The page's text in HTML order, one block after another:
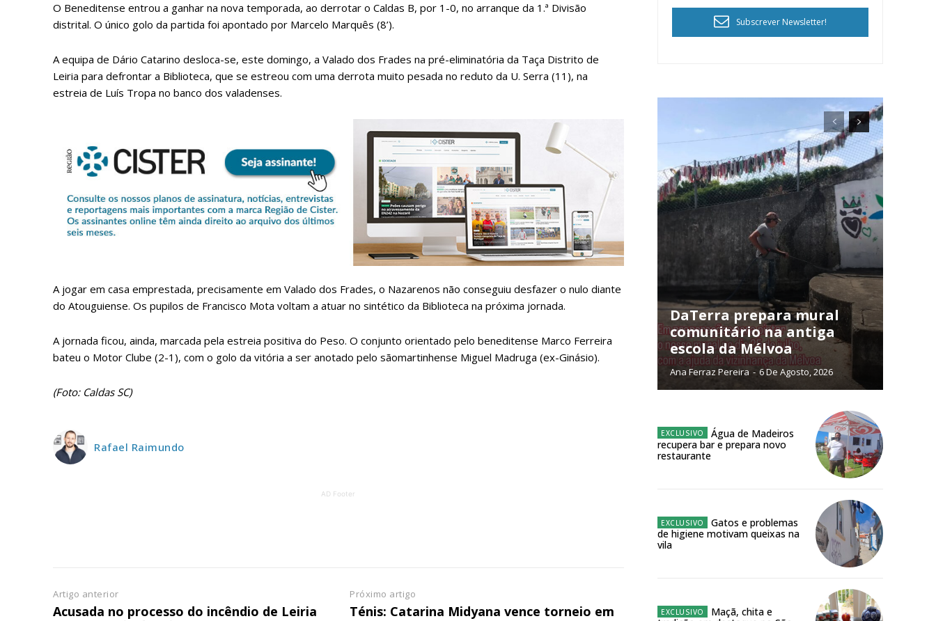
Planos de Assinatura
Faça-se assinante do Região de Cister e ajude-nos a manter este serviço público!
Sendo assinante terá acesso a todos os conteúdos exclusivos e versões digitais.
Escolha o plano de assinatura desejado:
ASSINATURA
32€
ASSINATURA
DIGITAL ANUAL
12 meses
Acesso ao conteúdo online
Acesso aos conteúdos Exclusivos para
O Beneditense entrou a ganhar na nova temporada, ao derrotar o Caldas B, por 1-0, no arranque da 1.ª Divisão
distrital. O único golo da partida foi apontado por Marcelo Marquês (8’).
A equipa de Dário Catarino desloca-se, este domingo, a Valado dos Frades na pré-eliminatória da Taça Distrito de
Leiria para defrontar a Biblioteca, que se estreou com uma derrota muito pesada no reduto da U. Serra (11), na
estreia de Luís Tropa no banco dos valadenses.
A jogar em casa emprestada, precisamente em Valado dos Frades, o Nazarenos não conseguiu desfazer o nulo diante
do Atouguiense. Os pupilos de Francisco Mota voltam a atuar no sintético da Biblioteca na próxima jornada.
A jornada ficou, ainda, marcada pela estreia positiva do Peso. O conjunto orientado pelo beneditense Marco Ferreira
bateu o Motor Clube (2-1), com o golo da vitória a ser anotado pelo sãomartinhense Miguel Madruga (ex-Ginásio).
(Foto: Caldas SC)
Rafael Raimundo
AD Footer
Artigo anterior
Acusada no processo do incêndio de Leiria
Próximo artigo
Ténis: Catarina Midyana vence torneio em
Subscrever Newsletter!
DaTerra prepara mural
comunitário na antiga
escola da Mélvoa
Ana Ferraz Pereira - 6 De Agosto, 2026
Água de Madeiros
recupera bar e prepara novo
restaurante
Gatos e problemas
de higiene motivam queixas na
vila
Maçã, chita e